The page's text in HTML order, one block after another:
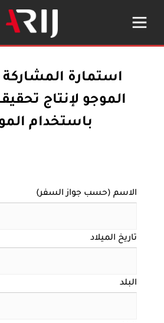
استمارة
الموجو لإنتاج
باستخدام
الاسم (حسب جواز السفر)
تاريخ الميلاد
البلد